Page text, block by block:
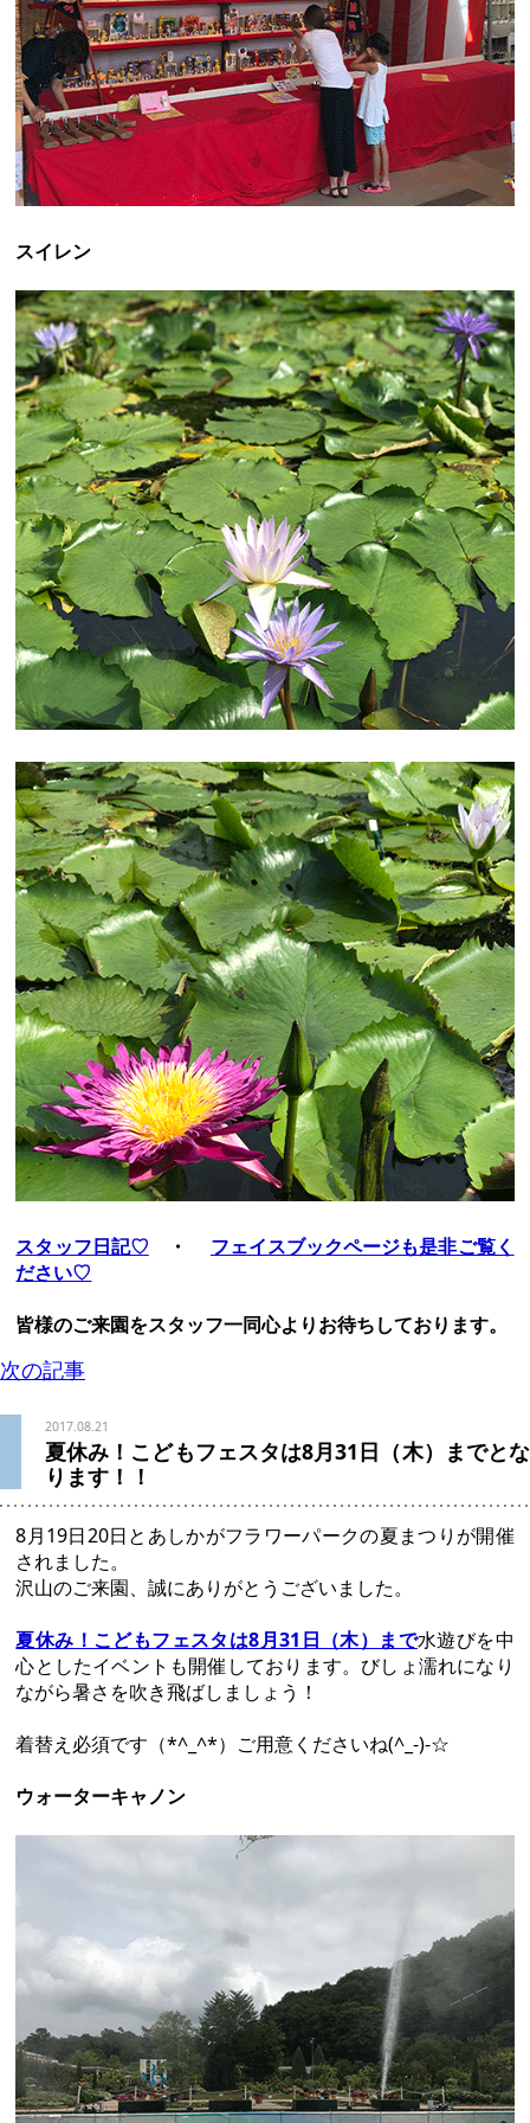
スタッフ日記♡・フェイスブックページも是非ご覧く
ださい♡
皆様のご来園をスタッフ一同心よりお待ちしております。
次の記事
2017.08.21
夏休み！こどもフェスタは8月31日（木）までとな
ります！！
8月19日20日とあしかがフラワーパークの夏まつりが開催
されました。
沢山のご来園、誠にありがとうございました。
夏休み！こどもフェスタは8月31日（木）まで水遊びを中
心としたイベントも開催しております。びしょ濡れになり
ながら暑さを吹き飛ばしましょう！
着替え必須です（*^_^*）ご用意くださいね(^_-)-☆
ウォーターキャノン